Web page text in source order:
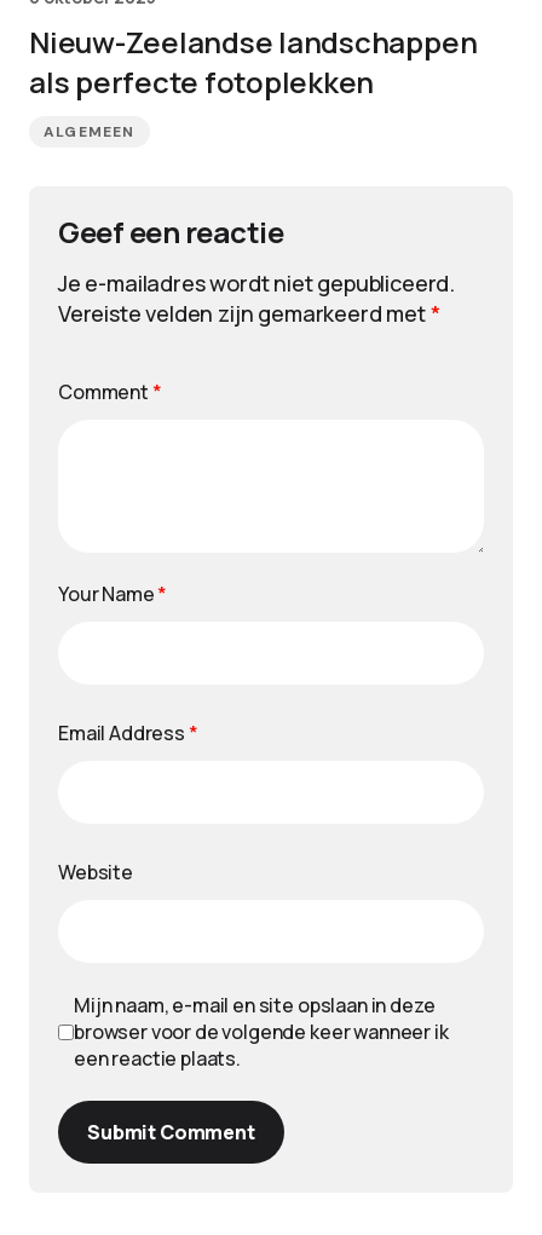
Nieuw-Zeelandse landschappen
als perfecte fotoplekken
ALGEMEEN
Geef een reactie
Je e-mailadres wordt niet gepubliceerd.
Vereiste velden zijn gemarkeerd met*
Comment *
Your Name*
Email Address *
Website
Mijn naam, e-mail en site opslaan in deze
browser voor de volgende keer wanneer ik
een reactie plaats.
Submit Comment